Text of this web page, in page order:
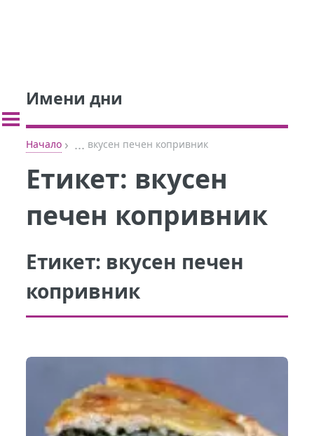
Имени дни
Начало › ... вкусен печен копривник
Етикет: вкусен
печен копривник
Етикет: вкусен печен
копривник